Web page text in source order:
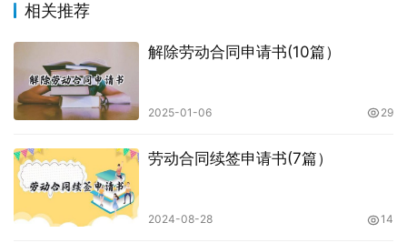
相关推荐
解除劳动合同申请书(10篇）
2025-01-06 29
劳动合同续签申请书(7篇）
2024-08-28 14